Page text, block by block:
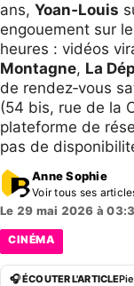
ans, Yoan‑Louis
engouement sur
heures : vidéos
Montagne, La
de rendez‑vous
(54 bis, rue de la
plateforme de
pas de
Anne Sophie
Voir tous ses
Le 29 mai 2026 à
CINÉMA
🎧 ÉCOUTER L'ARTICLE